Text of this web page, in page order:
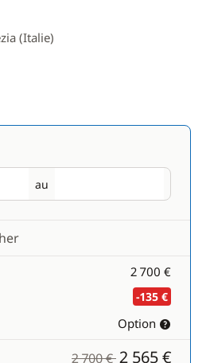
(Italie)
au
Retour
2 700 €
-135 €
Option
2 700 €2 565 €